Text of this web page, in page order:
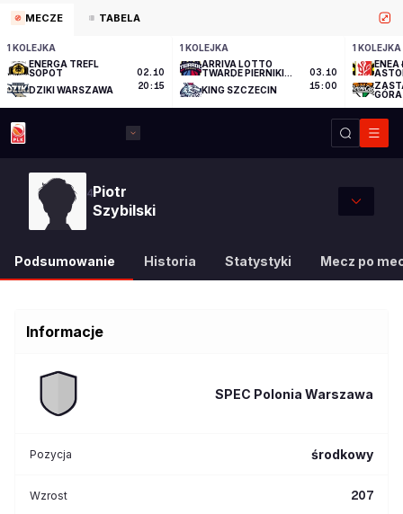
MECZE TABELA
1 KOLEJKA
ENERGA TREFL
SOPOT
DZIKI WARSZAWA
02.10
20:15
1 KOLEJKA
ARRIVA LOTTO
TWARDE PIERNIKI
KING SZCZECIN
03.10
15:00
1 KOLEJKA
ENEA
GÓRA
4Piotr
Szybilski
Podsumowanie Historia Statystyki Mecz po
Informacje
SPEC Polonia Warszawa
Pozycja środkowy
Wzrost 207